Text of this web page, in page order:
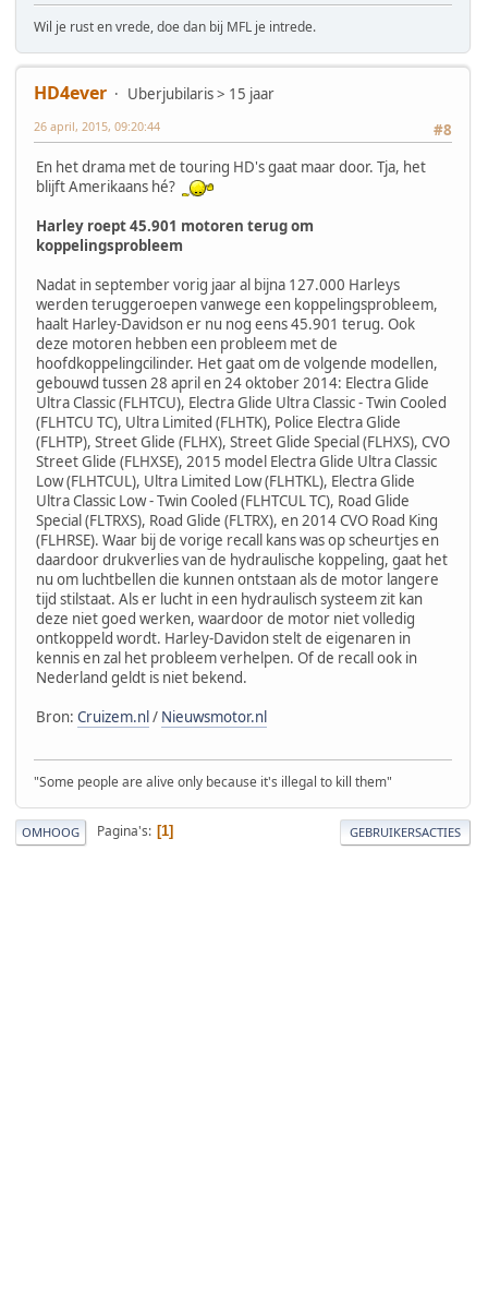
Wil je rust en vrede, doe dan bij MFL je intrede.
HD4ever
Uberjubilaris > 15 jaar
#8
26 april, 2015, 09:20:44
En het drama met de touring HD's gaat maar door. Tja, het
blijft Amerikaans hé?
Harley roept 45.901 motoren terug om
koppelingsprobleem
Nadat in september vorig jaar al bijna 127.000 Harleys
werden teruggeroepen vanwege een koppelingsprobleem,
haalt Harley-Davidson er nu nog eens 45.901 terug. Ook
deze motoren hebben een probleem met de
hoofdkoppelingcilinder. Het gaat om de volgende modellen,
gebouwd tussen 28 april en 24 oktober 2014: Electra Glide
Ultra Classic (FLHTCU), Electra Glide Ultra Classic - Twin Cooled
(FLHTCU TC), Ultra Limited (FLHTK), Police Electra Glide
(FLHTP), Street Glide (FLHX), Street Glide Special (FLHXS), CVO
Street Glide (FLHXSE), 2015 model Electra Glide Ultra Classic
Low (FLHTCUL), Ultra Limited Low (FLHTKL), Electra Glide
Ultra Classic Low - Twin Cooled (FLHTCUL TC), Road Glide
Special (FLTRXS), Road Glide (FLTRX), en 2014 CVO Road King
(FLHRSE). Waar bij de vorige recall kans was op scheurtjes en
daardoor drukverlies van de hydraulische koppeling, gaat het
nu om luchtbellen die kunnen ontstaan als de motor langere
tijd stilstaat. Als er lucht in een hydraulisch systeem zit kan
deze niet goed werken, waardoor de motor niet volledig
ontkoppeld wordt. Harley-Davidon stelt de eigenaren in
kennis en zal het probleem verhelpen. Of de recall ook in
Nederland geldt is niet bekend.
Bron: Cruizem.nl/ Nieuwsmotor.nl
"Some people are alive only because it's illegal to kill them"
OMHOOG Pagina's 1 GEBRUIKERSACTIES